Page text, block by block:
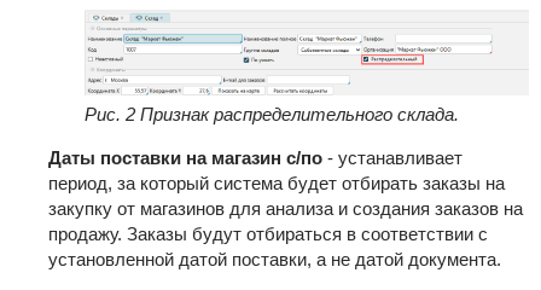
Рис. 2 Признак распределительного склада.
Даты поставки на магазин с/по - устанавливает
период, за который система будет отбирать заказы на
закупку от магазинов для анализа и создания заказов на
продажу. Заказы будут отбираться в соответствии с
установленной датой поставки, а не датой документа.